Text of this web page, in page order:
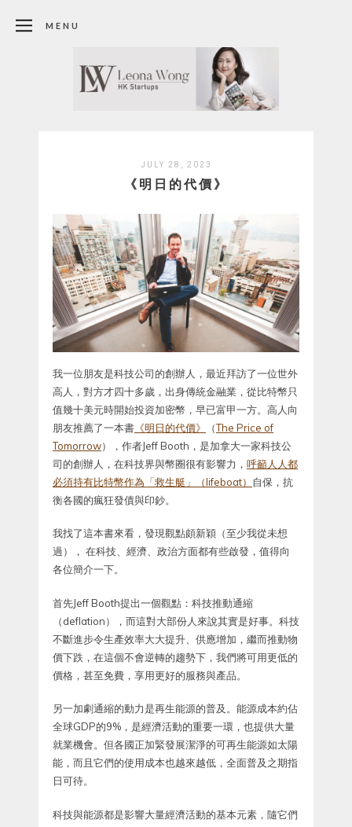
MENU
JULY 28, 2023
《明日的代價》
我一位朋友是科技公司的創辦人，最近拜訪了一位世外
高人，對方才四十多歲，出身傳統金融業，從比特幣只
值幾十美元時開始投資加密幣，早已富甲一方。高人向
朋友推薦了一本書 《明日的代價》 （The Price of
Tomorrow），作者Jeff Booth，是加拿大一家科技公
司的創辦人，在科技界與幣圈很有影響力， 呼籲人人都
必須持有比特幣作為「救生艇」（lifeboat） 自保，抗
衡各國的瘋狂發債與印鈔。
我找了這本書來看，發現觀點頗新穎（至少我從未想
過）， 在科技、經濟、政治方面都有些啟發，值得向
各位簡介一下。
首先Jeff Booth提出一個觀點：科技推動通縮
（deflation），而這對大部份人來說其實是好事。科技
不斷進步令生產效率大大提升、供應增加，繼而推動物
價下跌，在這個不會逆轉的趨勢下，我們將可用更低的
價格，甚至免費，享用更好的服務與產品。
另一加劇通縮的動力是再生能源的普及。能源成本約佔
全球GDP的9%，是經濟活動的重要一環，也提供大量
就業機會。但各國正加緊發展潔淨的可再生能源如太陽
能，而且它們的使用成本也越來越低，全面普及之期指
日可待。
科技與能源都是影響大量經濟活動的基本元素，隨它們